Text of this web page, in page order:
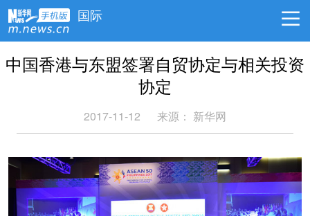
国际
中国香港与东盟签署自贸协定与相关投资
协定
2017-11-12 来源： 新华网